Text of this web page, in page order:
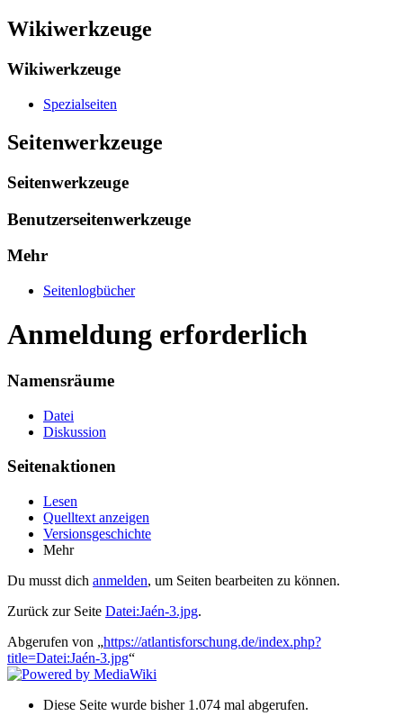
Wikiwerkzeuge
Wikiwerkzeuge
Spezialseiten
Seitenwerkzeuge
Seitenwerkzeuge
Benutzerseitenwerkzeuge
Mehr
Seitenlogbücher
Anmeldung erforderlich
Namensräume
Datei
Diskussion
Seitenaktionen
Lesen
Quelltext anzeigen
Versionsgeschichte
Mehr
Du musst dich anmelden, um Seiten bearbeiten zu können.
Zurück zur Seite Datei:Jaén-3.jpg.
Abgerufen von „https://atlantisforschung.de/index.php?
title=Datei:Jaén-3.jpg“
Diese Seite wurde bisher 1.074 mal abgerufen.